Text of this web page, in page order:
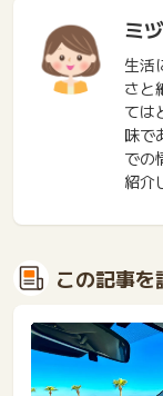
ミ
生活
さと
ては
味で
での
紹介
この記事